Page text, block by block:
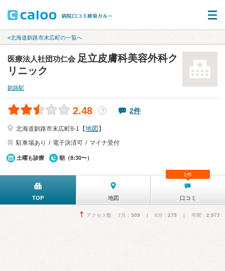
«北海道釧路市末広町の一覧へ
医療法人社団功仁会 足立皮膚科美容外科ク
リニック
釧路駅
2.48 ？ 2件
北海道釧路市末広町8-1【地図 】
駐車場あり
電子決済可 マイナ受付
土曜も診療 朝（8:30〜）
TOP 地図 口コミ
2件
アクセス数 7月： 309 | 6月： 275 | 年間： 2,977